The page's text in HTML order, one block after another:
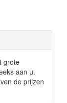
grote
aan u.
de prijzen